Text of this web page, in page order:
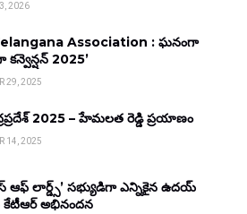
2026
Association : ఘనంగా
2025’
29, 2025
2025 – హేమలత రెడ్డి ప్రయాణం
14, 2025
ఆఫ్ లార్డ్స్’ సభ్యుడిగా ఎన్నికైన ఉదయ్
కేటీఆర్ అభినందన